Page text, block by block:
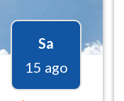
Sa
15 ago